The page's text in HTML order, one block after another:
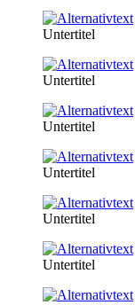
Untertitel
Untertitel
Untertitel
Untertitel
Untertitel
Untertitel